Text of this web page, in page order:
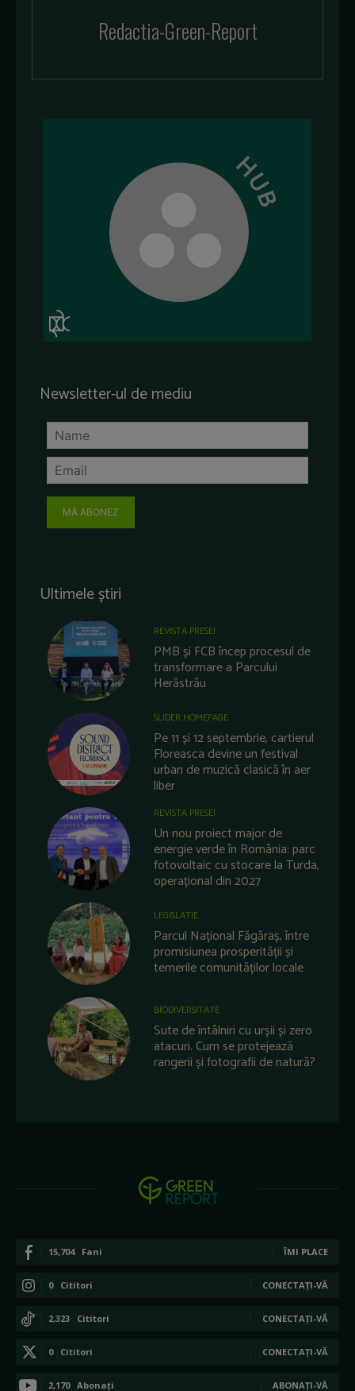
Redactia-Green-Report
Newsletter-ul de mediu
MĂ ABONEZ
Ultimele știri
REVISTA PRESEI
PMB și FCB încep procesul de
transformare a Parcului
Herăstrău
SLIDER HOMEPAGE
Pe 11 și 12 septembrie, cartierul
Floreasca devine un festival
urban de muzică clasică în aer
liber
REVISTA PRESEI
Un nou proiect major de
energie verde în România: parc
fotovoltaic cu stocare la Turda,
operațional din 2027
LEGISLATIE
Parcul Național Făgăraș, între
promisiunea prosperității și
temerile comunităților locale
BIODIVERSITATE
Sute de întâlniri cu urșii și zero
atacuri. Cum se protejează
rangerii și fotografii de natură?
15,704 Fani ÎMI PLACE
0 Cititori CONECTAȚI-VĂ
2,323 Cititori CONECTAȚI-VĂ
0 Cititori CONECTAȚI-VĂ
2,170 Abonați ABONAȚI-VĂ